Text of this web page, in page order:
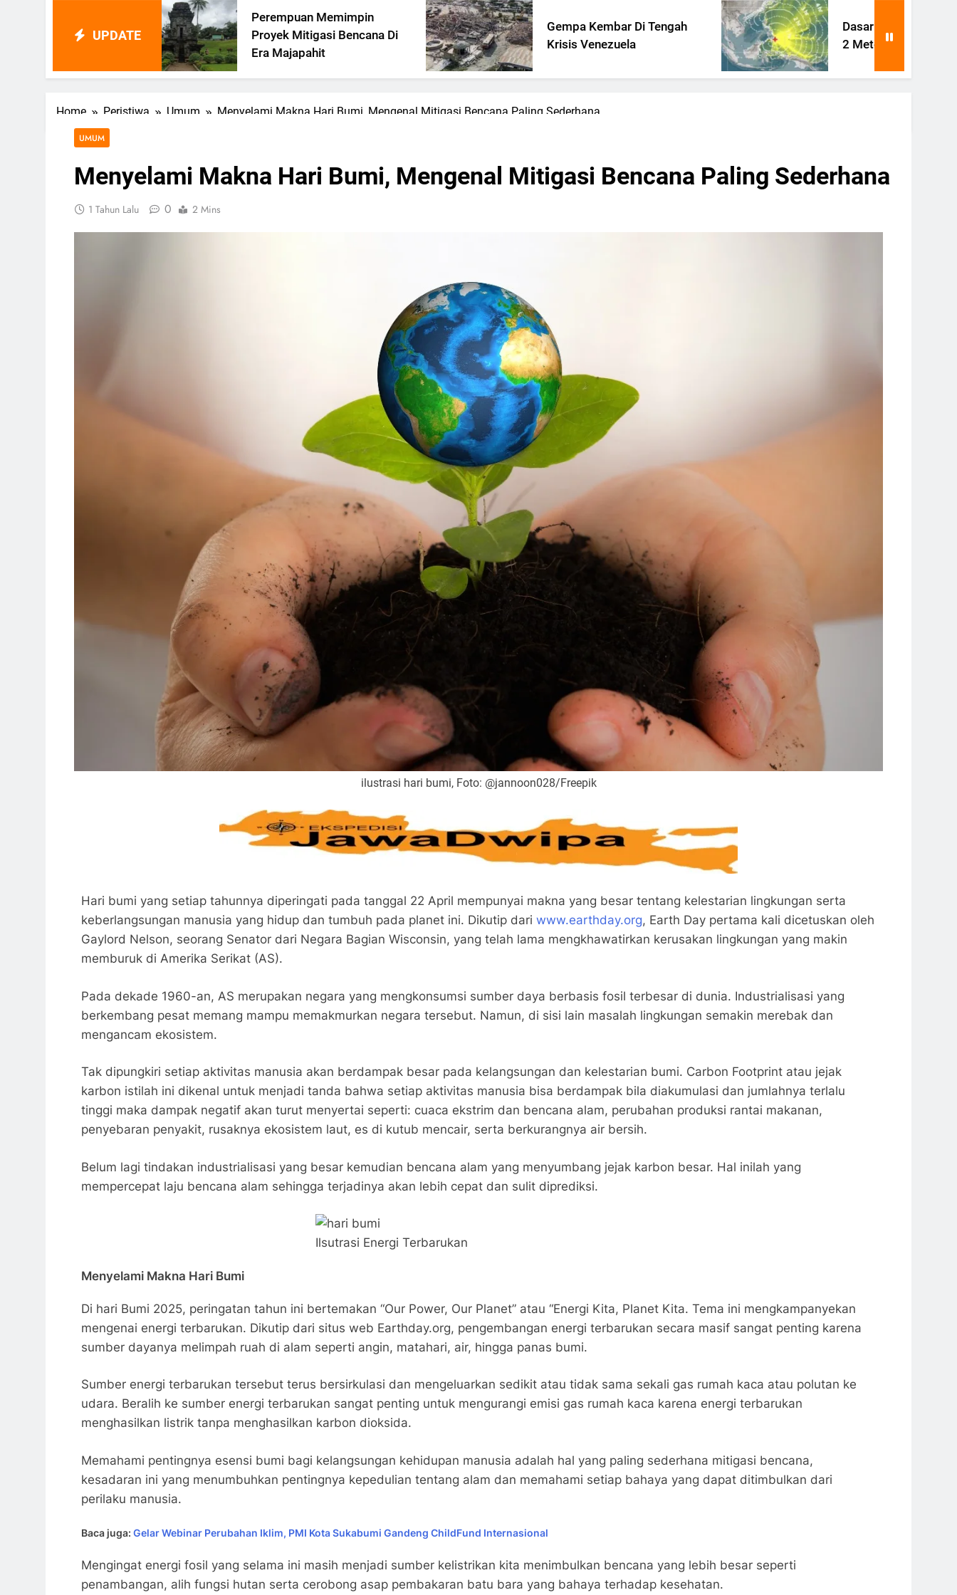
UPDATE
Perempuan Memimpin
Proyek Mitigasi Bencana Di
Era Majapahit
Gempa Kembar Di Tengah
Krisis Venezuela
Dasar Laut Filipina Terangkat
2 Meter Pasca Gempa Besar
Home Peristiwa Umum Menyelami Makna Hari Bumi, Mengenal Mitigasi Bencana Paling Sederhana
UMUM
Menyelami Makna Hari Bumi, Mengenal Mitigasi Bencana Paling Sederhana
1 Tahun Lalu 0 2 Mins
ilustrasi hari bumi, Foto: @jannoon028/Freepik
Hari bumi yang setiap tahunnya diperingati pada tanggal 22 April mempunyai makna yang besar tentang kelestarian lingkungan serta
keberlangsungan manusia yang hidup dan tumbuh pada planet ini. Dikutip dari www.earthday.org, Earth Day pertama kali dicetuskan oleh
Gaylord Nelson, seorang Senator dari Negara Bagian Wisconsin, yang telah lama mengkhawatirkan kerusakan lingkungan yang makin
memburuk di Amerika Serikat (AS).
Pada dekade 1960-an, AS merupakan negara yang mengkonsumsi sumber daya berbasis fosil terbesar di dunia. Industrialisasi yang
berkembang pesat memang mampu memakmurkan negara tersebut. Namun, di sisi lain masalah lingkungan semakin merebak dan
mengancam ekosistem.
Tak dipungkiri setiap aktivitas manusia akan berdampak besar pada kelangsungan dan kelestarian bumi. Carbon Footprint atau jejak
karbon istilah ini dikenal untuk menjadi tanda bahwa setiap aktivitas manusia bisa berdampak bila diakumulasi dan jumlahnya terlalu
tinggi maka dampak negatif akan turut menyertai seperti: cuaca ekstrim dan bencana alam, perubahan produksi rantai makanan,
penyebaran penyakit, rusaknya ekosistem laut, es di kutub mencair, serta berkurangnya air bersih.
Belum lagi tindakan industrialisasi yang besar kemudian bencana alam yang menyumbang jejak karbon besar. Hal inilah yang
mempercepat laju bencana alam sehingga terjadinya akan lebih cepat dan sulit diprediksi.
Ilsutrasi Energi Terbarukan
Menyelami Makna Hari Bumi
Di hari Bumi 2025, peringatan tahun ini bertemakan “Our Power, Our Planet” atau “Energi Kita, Planet Kita. Tema ini mengkampanyekan
mengenai energi terbarukan. Dikutip dari situs web Earthday.org, pengembangan energi terbarukan secara masif sangat penting karena
sumber dayanya melimpah ruah di alam seperti angin, matahari, air, hingga panas bumi.
Sumber energi terbarukan tersebut terus bersirkulasi dan mengeluarkan sedikit atau tidak sama sekali gas rumah kaca atau polutan ke
udara. Beralih ke sumber energi terbarukan sangat penting untuk mengurangi emisi gas rumah kaca karena energi terbarukan
menghasilkan listrik tanpa menghasilkan karbon dioksida.
Memahami pentingnya esensi bumi bagi kelangsungan kehidupan manusia adalah hal yang paling sederhana mitigasi bencana,
kesadaran ini yang menumbuhkan pentingnya kepedulian tentang alam dan memahami setiap bahaya yang dapat ditimbulkan dari
perilaku manusia.
Baca juga: Gelar Webinar Perubahan Iklim, PMI Kota Sukabumi Gandeng ChildFund Internasional
Mengingat energi fosil yang selama ini masih menjadi sumber kelistrikan kita menimbulkan bencana yang lebih besar seperti
penambangan, alih fungsi hutan serta cerobong asap pembakaran batu bara yang bahaya terhadap kesehatan.